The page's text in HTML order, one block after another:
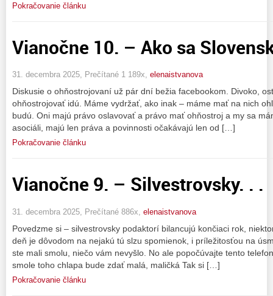
Pokračovanie článku
Vianočne 10. – Ako sa
31. decembra 2025, Prečítané 1 189x, elenaistvanova
Diskusie o ohňostrojovaní už pár dní bežia facebookom. Divoko,
ohňostrojovať idú. Máme vydržať, ako inak – máme mať na nich
budú. Oni majú právo oslavovať a právo mať ohňostroj a my sa
asociáli, majú len práva a povinnosti očakávajú len od […]
Pokračovanie článku
Vianočne 9. – Silvestrovsky. . .
31. decembra 2025, Prečítané 886x, elenaistvanova
Povedzme si – silvestrovsky podaktorí bilancujú končiaci rok,
deň je dôvodom na nejakú tú slzu spomienok, i príležitosťou na
ste mali smolu, niečo vám nevyšlo. No ale popočúvajte tento
smole toho chlapa bude zdať malá, maličká Tak si […]
Pokračovanie článku